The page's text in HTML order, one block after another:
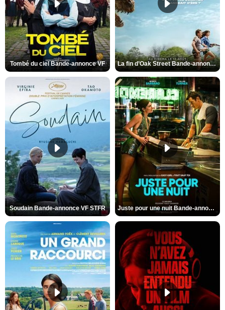
Tombé du ciel Bande-annonce VF La fin d’Oak Street Bande-annonce VO STFR
Soudain Bande-annonce VF STFR Juste pour une nuit Bande-annonce VO STFR